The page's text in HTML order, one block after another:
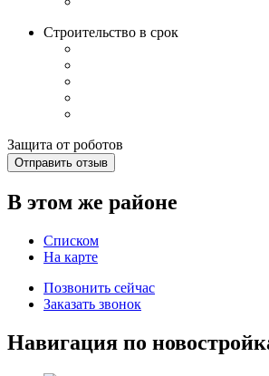
Строительство в срок
Защита от роботов
Отправить отзыв
В этом же районе
Списком
На карте
Позвонить сейчас
Заказать звонок
Навигация по